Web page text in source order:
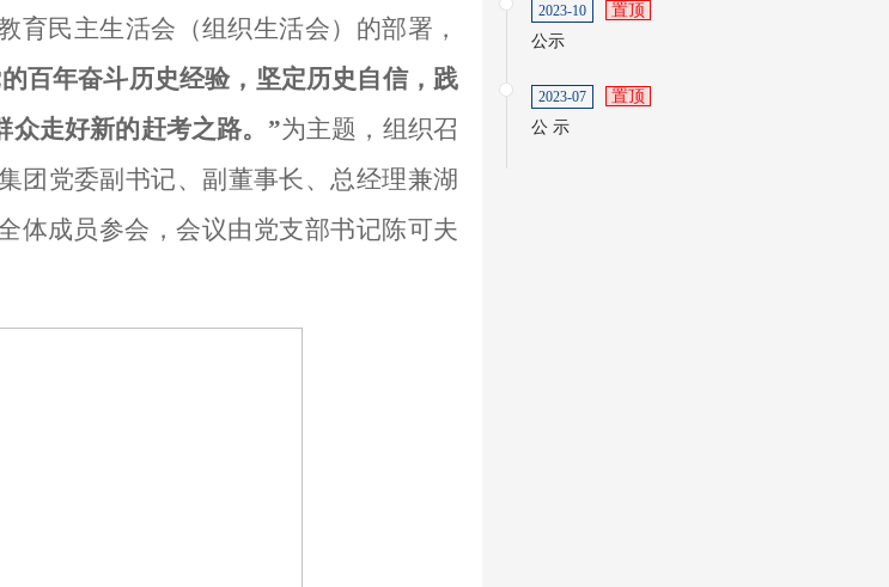
育民主生活会（组织生活会）的部署，
百年奋斗历史经验，坚定历史自信，践
众走好新的赶考之路。 ”为主题 ， 组织召
团党委副书记、副董事长、总经理兼湖
体成员参会 ，会议由党支部书记陈可夫
2023-10
置顶
公示
2023-07
置顶
公 示